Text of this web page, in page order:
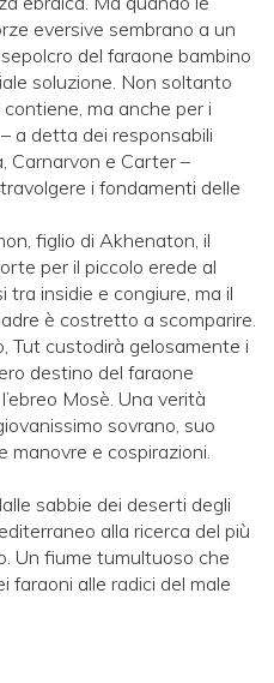
eversive sembrano a un
del faraone bambino
soluzione. Non soltanto
ma anche per i
a detta dei responsabili
Carnarvon e Carter –
i fondamenti delle
figlio di Akhenaton, il
per il piccolo erede al
insidie e congiure, ma il
è costretto a scomparire.
Tut custodirà gelosamente i
destino del faraone
Mosè. Una verità
sovrano, suo
manovre e cospirazioni.
sabbie dei deserti degli
alla ricerca del più
Un fiume tumultuoso che
faraoni alle radici del male